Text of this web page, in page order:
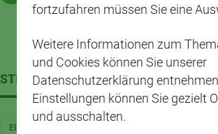
Erdbeeren verwendet werden.
STICHWÖRTER
EINFACH
fortzufahren müssen Sie eine
Weitere Informationen zum
und Cookies können Sie unserer
Datenschutzerklärung
Einstellungen können Sie gezielt
und ausschalten.